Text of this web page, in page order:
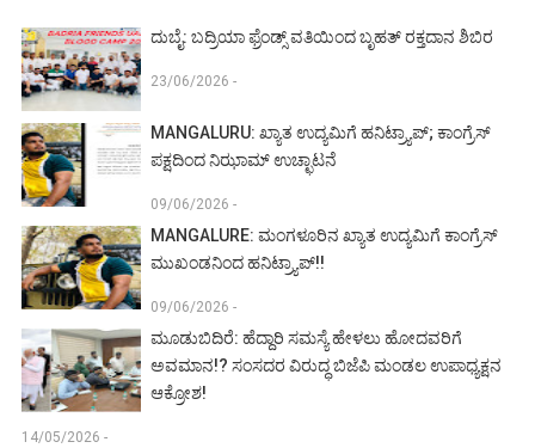
ದುಬೈ: ಬದ್ರಿಯಾ ಫ್ರೆಂಡ್ಸ್ ವತಿಯಿಂದ ಬೃಹತ್ ರಕ್ತದಾನ ಶಿಬಿರ
23/06/2026 -
MANGALURU: ಖ್ಯಾತ ಉದ್ಯಮಿಗೆ ಹನಿಟ್ರ್ಯಾಪ್; ಕಾಂಗ್ರೆಸ್
ಪಕ್ಷದಿಂದ ನಿಝಾಮ್ ಉಚ್ಛಾಟನೆ
09/06/2026 -
MANGALURE: ಮಂಗಳೂರಿನ ಖ್ಯಾತ ಉದ್ಯಮಿಗೆ ಕಾಂಗ್ರೆಸ್
ಮುಖಂಡನಿಂದ ಹನಿಟ್ರ್ಯಾಪ್!!
09/06/2026 -
ಮೂಡುಬಿದಿರೆ: ಹೆದ್ದಾರಿ ಸಮಸ್ಯೆ ಹೇಳಲು ಹೋದವರಿಗೆ
ಅವಮಾನ!? ಸಂಸದರ ವಿರುದ್ಧ ಬಿಜೆಪಿ ಮಂಡಲ ಉಪಾಧ್ಯಕ್ಷನ
ಆಕ್ರೋಶ!
14/05/2026 -